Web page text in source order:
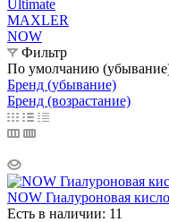
Ultimate
MAXLER
NOW
Фильтр
По умолчанию
Бренд (убывание)
Бренд (возрастание)
NOW Гиалуроновая
Есть в наличии: 11